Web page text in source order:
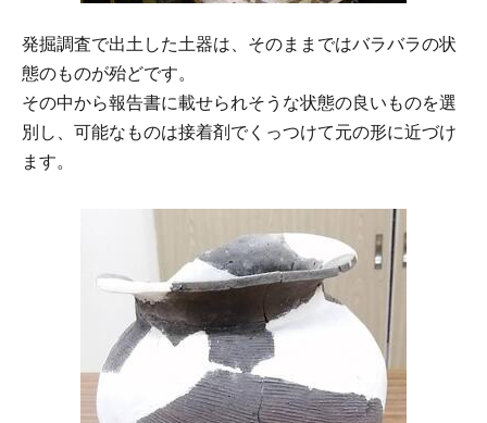
発掘調査で出土した土器は、そのままではバラバラの状
態のものが殆どです。
その中から報告書に載せられそうな状態の良いものを選
別し、可能なものは接着剤でくっつけて元の形に近づけ
ます。